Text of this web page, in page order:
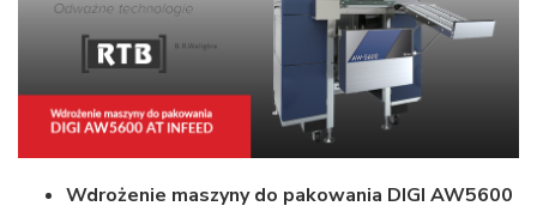
Wdrożenie maszyny do pakowania DIGI AW5600